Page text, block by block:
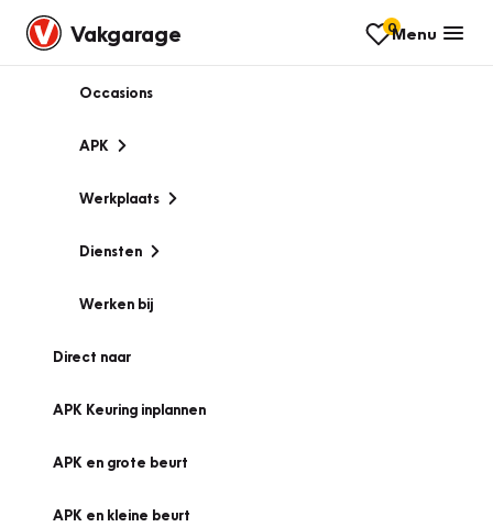
Vakgarage 0Menu
Occasions
APK
Werkplaats
Diensten
Werken bij
Direct naar
APK Keuring inplannen
APK en grote beurt
APK en kleine beurt